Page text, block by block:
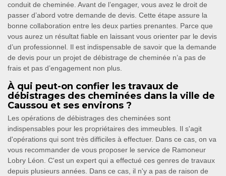
conduit de cheminée. Avant de l’engager, vous avez le droit de
passer d’abord votre demande de devis. Cette étape assure la
bonne collaboration entre les deux parties prenantes. Parce que
vous aurez un résultat fiable en laissant vous orienter par le devis
d’un professionnel. Il est indispensable de savoir que la demande
de devis pour un projet de débistrage de cheminée n’a pas de
frais et pas d’engagement non plus.
À qui peut-on confier les travaux de
débistrages des cheminées dans la ville de
Caussou et ses environs ?
Les opérations de débistrages des cheminées sont
indispensables pour les propriétaires des immeubles. Il s'agit
d'opérations qui sont très difficiles à effectuer. Dans ce cas, on va
vous recommander de vous proposer le service de Ramoneur
Lobry Léon. C'est un expert qui a effectué ces genres de travaux
depuis plusieurs années. Dans ce cas, il n'y a pas de raison de